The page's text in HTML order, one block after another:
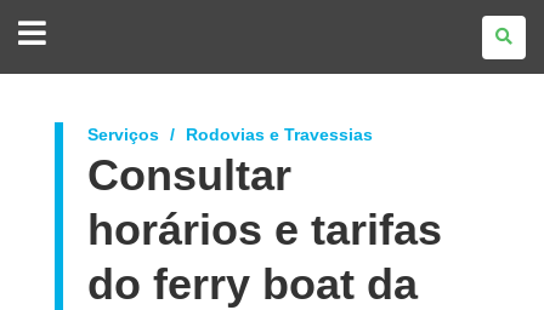
DO
Serviços Rodovias e Travessias
Consultar
horários e tarifas
do ferry boat da